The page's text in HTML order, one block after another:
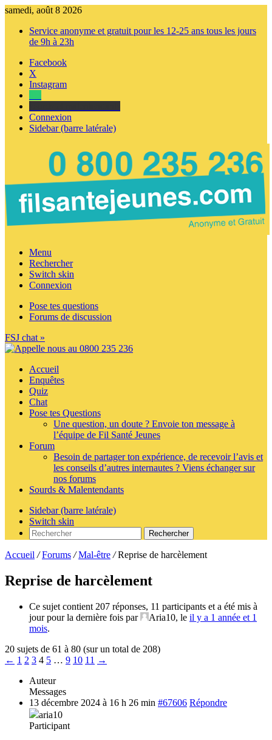
samedi, août 8 2026
Service anonyme et gratuit pour les 12-25 ans tous les jours
de 9h à 23h
Facebook
X
Instagram
Connexion
Sidebar (barre latérale)
Menu
Rechercher
Switch skin
Connexion
Pose tes questions
Forums de discussion
FSJ chat »
Accueil
Enquêtes
Quiz
Chat
Pose tes Questions
Une question, un doute ? Envoie ton message à
l’équipe de Fil Santé Jeunes
Forum
Besoin de partager ton expérience, de recevoir l’avis et
les conseils d’autres internautes ? Viens échanger sur
nos forums
Sourds & Malentendants
Sidebar (barre latérale)
Switch skin
Rechercher
Accueil / Forums / Mal-être / Reprise de harcèlement
Reprise de harcèlement
Ce sujet contient 207 réponses, 11 participants et a été mis à
jour pour la dernière fois par
Aria10, le il y a 1 année et 1
mois.
20 sujets de 61 à 80 (sur un total de 208)
← 1 2 3 4 5 … 9 10 11 →
Auteur
Messages
13 décembre 2024 à 16 h 26 min #67606 Répondre
aria10
Participant